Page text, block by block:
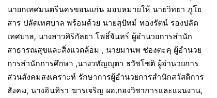
นายกเทศมนตรีนครขอนแก่น มอบหมายให้ นายวิทยา ภูโย
สาร ปลัดเทศบาล พร้อมด้วย นายสุปัทม์ ทองรัตน์ รองปลัด
เทศบาล, นางสาวศิริกัลยา โพธิ์จันทร์ ผู้อำนวยการสำนัก
สาธารณสุขและสิ่งแวดล้อม , นายมานพ ช่องตะคุ ผู้อำนวย
การสำนักการศึกษา ,นางวทัญญุตา ธวัชโชติ ผู้อำนวยการ
ส่วนสังคมสงเคราะห์ รักษาการผู้อำนวยการสำนักสวัสดิการ
สังคม, นางอินทิรา ฆารเจริญ ผอ.กองวิชาการและแผนงาน,